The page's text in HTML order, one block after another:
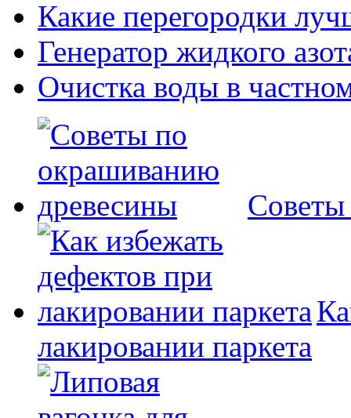
Какие перегородки
Генератор жидкого
Очистка воды в
лакировании паркета